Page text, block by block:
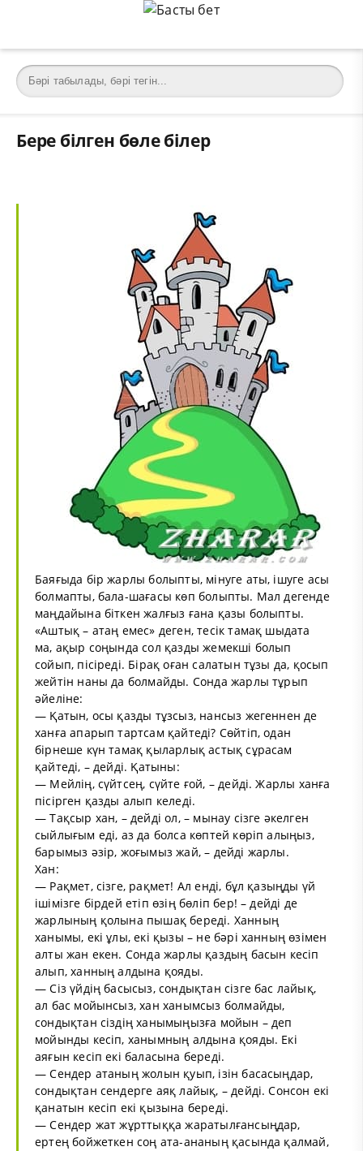
Бере білген бөле білер
Баяғыда бір жарлы болыпты, мінуге аты, ішуге асы
болмапты, бала-шағасы көп болыпты. Мал дегенде
маңдайына біткен жалғыз ғана қазы болыпты.
«Аштық – атаң емес» деген, тесік тамақ шыдата
ма, ақыр соңында сол қазды жемекші болып
сойып, пісіреді. Бірақ оған салатын тұзы да, қосып
жейтін наны да болмайды. Сонда жарлы тұрып
әйеліне:
— Қатын, осы қазды тұзсыз, нансыз жегеннен де
ханға апарып тартсам қайтеді? Сөйтіп, одан
бірнеше күн тамақ қыларлық астық сұрасам
қайтеді, – дейді. Қатыны:
— Мейлің, сүйтсең, сүйте ғой, – дейді. Жарлы ханға
пісірген қазды алып келеді.
— Тақсыр хан, – дейді ол, – мынау сізге әкелген
сыйлығым еді, аз да болса көптей көріп алыңыз,
барымыз әзір, жоғымыз жай, – дейді жарлы.
Хан:
— Рақмет, сізге, рақмет! Ал енді, бұл қазыңды үй
ішімізге бірдей етіп өзің бөліп бер! – дейді де
жарлының қолына пышақ береді. Ханның
ханымы, екі ұлы, екі қызы – не бәрі ханның өзімен
алты жан екен. Сонда жарлы қаздың басын кесіп
алып, ханның алдына қояды.
— Сіз үйдің басысыз, сондықтан сізге бас лайық,
ал бас мойынсыз, хан ханымсыз болмайды,
сондықтан сіздің ханымыңызға мойын – деп
мойынды кесіп, ханымның алдына қояды. Екі
аяғын кесіп екі баласына береді.
— Сендер атаның жолын қуып, ізін басасыңдар,
сондықтан сендерге аяқ лайық, – дейді. Сонсон екі
қанатын кесіп екі қызына береді.
— Сендер жат жұрттыққа жаратылғансыңдар,
ертең бойжеткен соң ата-ананың қасында қалмай,